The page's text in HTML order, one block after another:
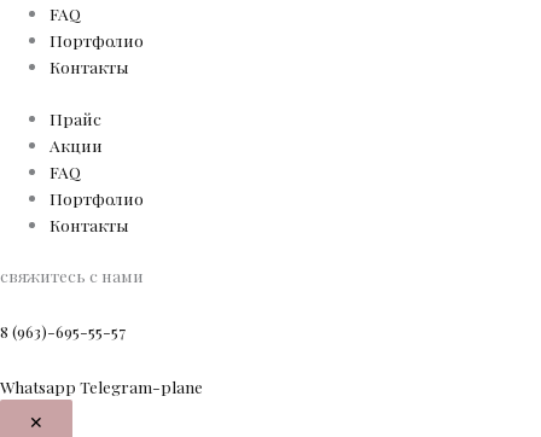
FAQ
Портфолио
Контакты
Прайс
Акции
FAQ
Портфолио
Контакты
свяжитесь с нами
8 (963)-695-55-57
Whatsapp Telegram-plane
✕